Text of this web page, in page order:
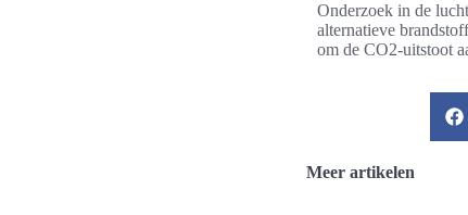
Onderzoek in de
alternatieve
om de CO2-uitstoot
Meer artikelen